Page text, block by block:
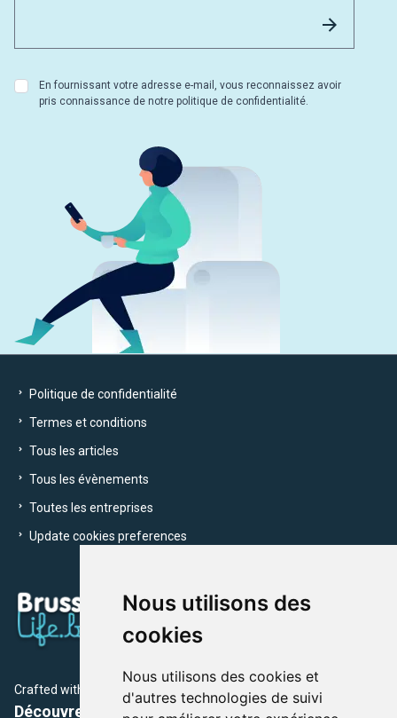
Nous utilisons des
cookies
Nous utilisons des cookies et
d'autres technologies de suivi
En fournissant votre adresse e-mail, vous reconnaissez avoir
pris connaissance de notre politique de confidentialité.
Politique de confidentialité
Termes et conditions
Tous les articles
Tous les évènements
Toutes les entreprises
Update cookies preferences
Crafted with by Brusselslife Team
Découvrez plus de 12 000 adresses et événements